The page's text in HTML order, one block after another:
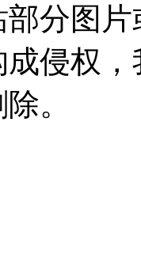
分图
侵权
。